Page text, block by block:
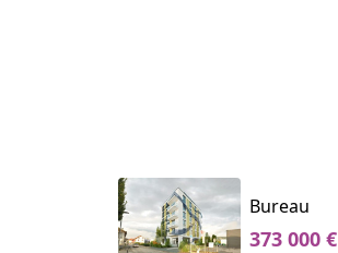
Bureau
373 000 €